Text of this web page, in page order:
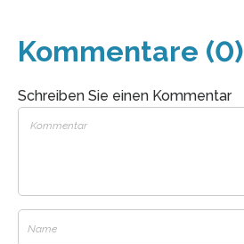
Kommentare (0)
Schreiben Sie einen Kommentar